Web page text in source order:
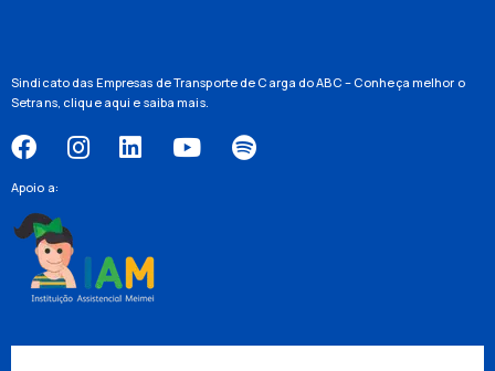
Sindicato das Empresas de Transporte de Carga do ABC – Conheça melhor o
Setrans, clique aqui e saiba mais.
Apoio a: